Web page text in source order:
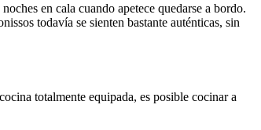
en cala cuando apetece quedarse a bordo.
todavía se sienten bastante auténticas, sin
totalmente equipada, es posible cocinar a